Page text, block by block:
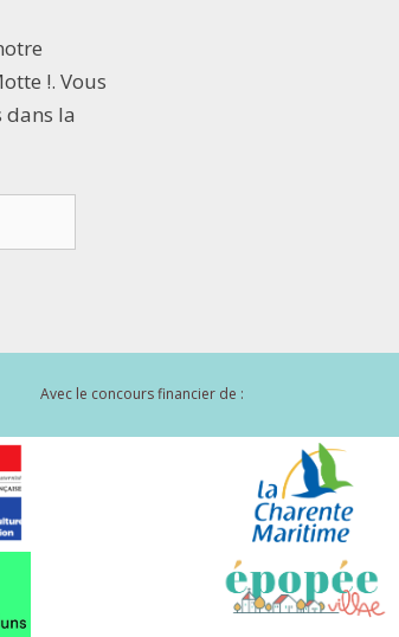
!. Vous
la
Avec le concours financier de :